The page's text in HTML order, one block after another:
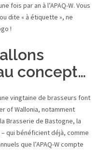
fois par an à l’APAQ-W. Vous
dite « à étiquette », ne
!
concept…
vingtaine de brasseurs font
of Wallonia, notamment
Brasserie de Bastogne, la
qui bénéficient déjà, comme
que l’APAQ-W compte